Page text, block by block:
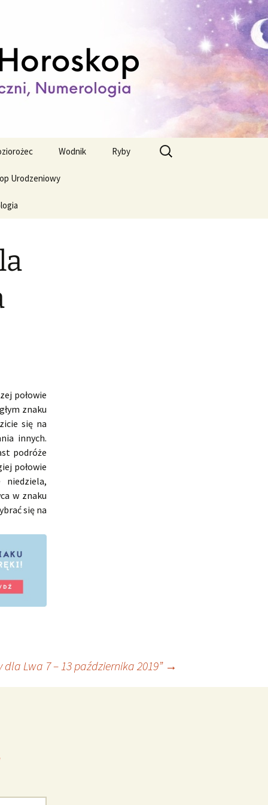
Wodnik Ryby
Urodzeniowy
Szukaj:
połowie
znaku
się na
innych.
podróże
połowie
niedziela,
w znaku
się na
Lwa 7 – 13 października 2019” →